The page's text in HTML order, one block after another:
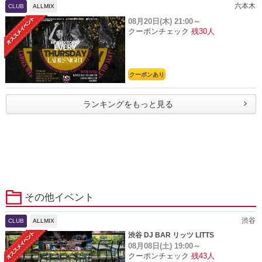
CLUB ALLMIX 六本木
08月20日(木) 21:00～
クーポンチェック 残30人
クーポンあり
ランキングをもっと見る
その他イベント
CLUB ALLMIX
渋谷
渋谷 DJ BAR リッツ LITTS
08月08日(土) 19:00～
クーポンチェック 残43人